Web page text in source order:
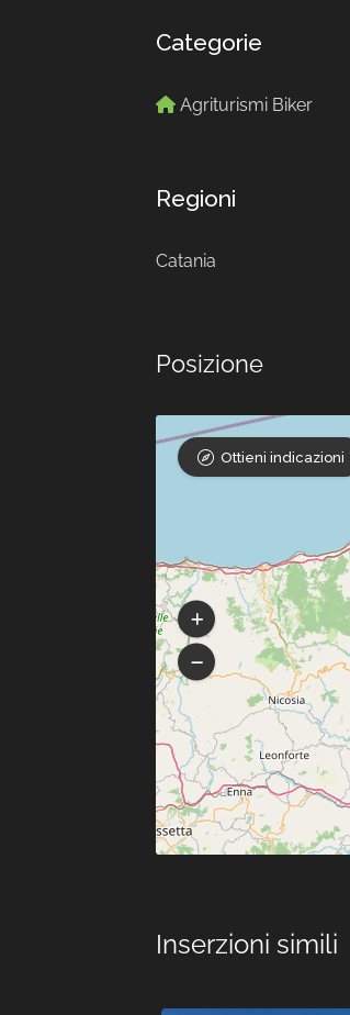
Categorie
Agriturismi Biker
Regioni
Catania
Posizione
Ottieni indicazioni
Inserzioni simili